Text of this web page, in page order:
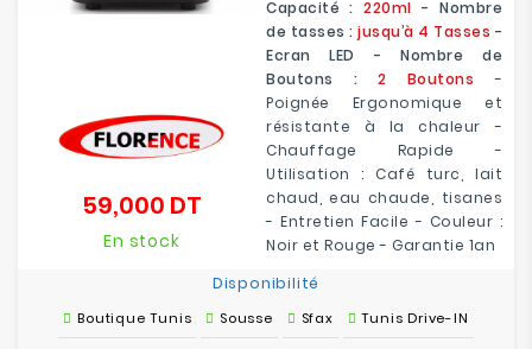
Capacité :220ml - Nombre
de tasses : jusqu’à 4 Tasses -
Ecran LED - Nombre de
Boutons :2 Boutons
-
Poignée Ergonomique et
résistante à la chaleur -
Chauffage Rapide -
Utilisation : Café turc, lait
chaud, eau chaude, tisanes
- Entretien Facile - Couleur :
Noir et Rouge - Garantie 1an
59,000 DT
En stock
Disponibilité
Boutique Tunis Sousse Sfax Tunis Drive-IN